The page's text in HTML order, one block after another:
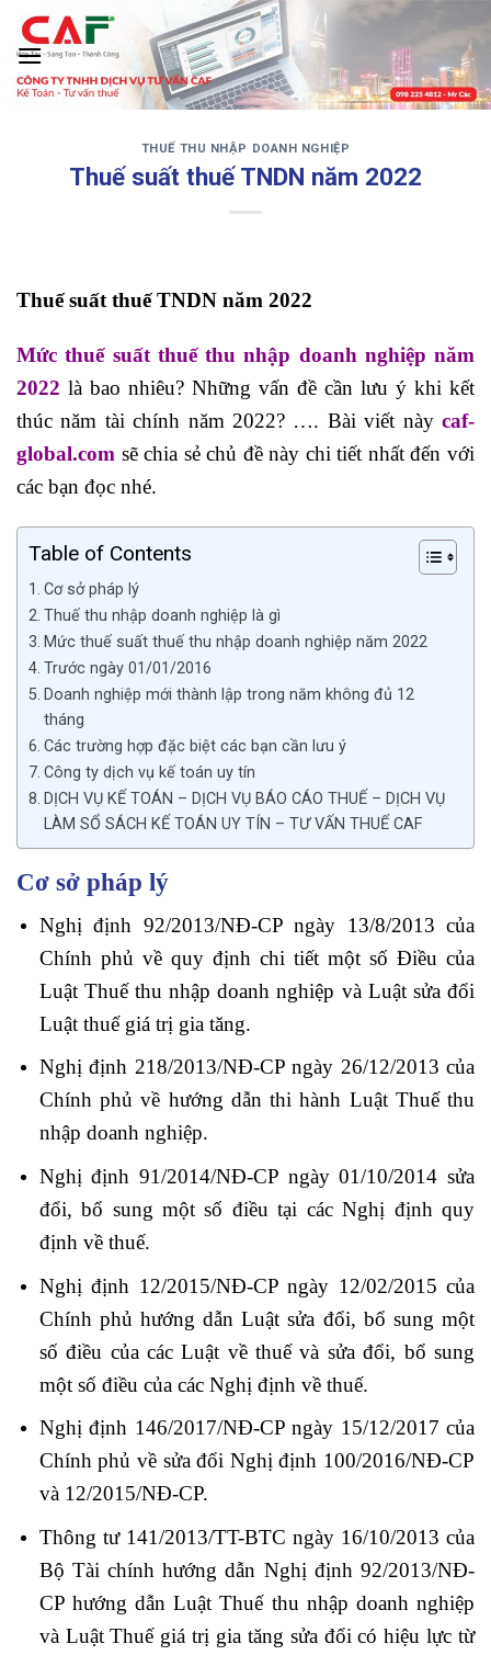
Skip
content
‹ ›
THUẾ THU NHẬP DOANH NGHIỆP
Thuế suất thuế TNDN năm 2022
Thuế suất thuế TNDN năm 2022
Mức thuế suất thuế thu nhập doanh nghiệp năm
2022 là bao nhiêu? Những vấn đề cần lưu ý khi kết
thúc năm tài chính năm 2022? …. Bài viết này caf-
global.com sẽ chia sẻ chủ đề này chi tiết nhất đến với
các bạn đọc nhé.
Table of Contents
Cơ sở pháp lý
Thuế thu nhập doanh nghiệp là gì
Mức thuế suất thuế thu nhập doanh nghiệp năm 2022
Trước ngày 01/01/2016
Doanh nghiệp mới thành lập trong năm không đủ 12
tháng
Các trường hợp đặc biệt các bạn cần lưu ý
Công ty dịch vụ kế toán uy tín
DỊCH VỤ KẾ TOÁN – DỊCH VỤ BÁO CÁO THUẾ – DỊCH VỤ
LÀM SỔ SÁCH KẾ TOÁN UY TÍN – TƯ VẤN THUẾ CAF
Cơ sở pháp lý
Nghị định 92/2013/NĐ-CP ngày 13/8/2013 của
Chính phủ về quy định chi tiết một số Điều của
Luật Thuế thu nhập doanh nghiệp và Luật sửa đổi
Luật thuế giá trị gia tăng.
Nghị định 218/2013/NĐ-CP ngày 26/12/2013 của
Chính phủ về hướng dẫn thi hành Luật Thuế thu
nhập doanh nghiệp.
Nghị định 91/2014/NĐ-CP ngày 01/10/2014 sửa
đổi, bổ sung một số điều tại các Nghị định quy
định về thuế.
Nghị định 12/2015/NĐ-CP ngày 12/02/2015 của
Chính phủ hướng dẫn Luật sửa đổi, bổ sung một
số điều của các Luật về thuế và sửa đổi, bổ sung
một số điều của các Nghị định về thuế.
Nghị định 146/2017/NĐ-CP ngày 15/12/2017 của
Chính phủ về sửa đổi Nghị định 100/2016/NĐ-CP
và 12/2015/NĐ-CP.
Thông tư 141/2013/TT-BTC ngày 16/10/2013 của
Bộ Tài chính hướng dẫn Nghị định 92/2013/NĐ-
CP hướng dẫn Luật Thuế thu nhập doanh nghiệp
và Luật Thuế giá trị gia tăng sửa đổi có hiệu lực từ